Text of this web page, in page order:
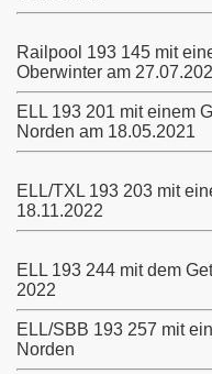
Railpool 193 145 mit
Oberwinter am
ELL 193 201 mit einem
Norden am 18.05.2021
ELL/TXL 193 203 mit
18.11.2022
ELL 193 244 mit dem
2022
ELL/SBB 193 257 mit
Norden